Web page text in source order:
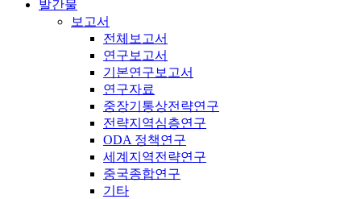
발간물
보고서
전체보고서
연구보고서
기본연구보고서
연구자료
중장기통상전략연구
전략지역심층연구
ODA 정책연구
세계지역전략연구
중국종합연구
기타